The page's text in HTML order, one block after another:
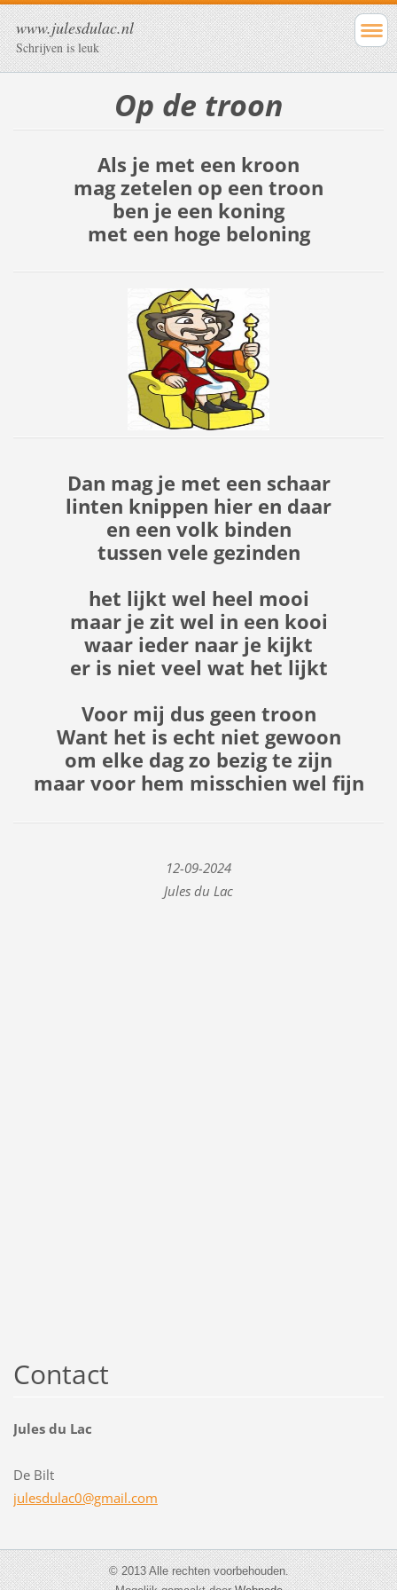
www.julesdulac.nl
Schrijven is leuk
Op de troon
Als je met een kroon
mag zetelen op een troon
ben je een koning
met een hoge beloning
Dan mag je met een schaar
linten knippen hier en daar
en een volk binden
tussen vele gezinden
het lijkt wel heel mooi
maar je zit wel in een kooi
waar ieder naar je kijkt
er is niet veel wat het lijkt
Voor mij dus geen troon
Want het is echt niet gewoon
om elke dag zo bezig te zijn
maar voor hem misschien wel fijn
12-09-2024
Jules du Lac
Contact
Jules du Lac
De Bilt
julesdulac0@gmail.com
© 2013 Alle rechten voorbehouden.